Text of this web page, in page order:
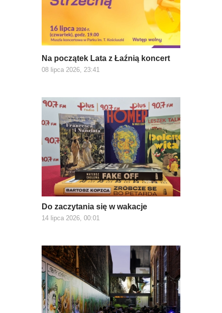
Na początek Lata z Łaźnią koncert
08 lipca 2026, 23:41
Do zaczytania się w wakacje
14 lipca 2026, 00:01